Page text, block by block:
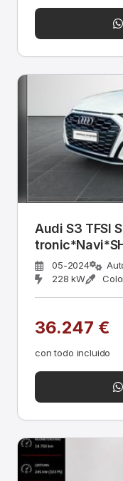
Audi S3 TFSI
05-2024
228 kW
36.247 €
con todo incluido